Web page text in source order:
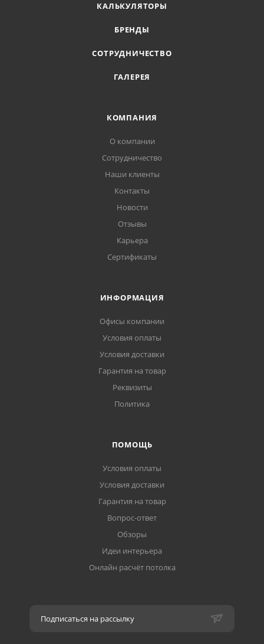
КАЛЬКУЛЯТОРЫ
БРЕНДЫ
СОТРУДНИЧЕСТВО
ГАЛЕРЕЯ
КОМПАНИЯ
О компании
Сотрудничество
Наши клиенты
Контакты
Новости
Отзывы
Карьера
Сертификаты
ИНФОРМАЦИЯ
Офисы компании
Условия оплаты
Условия доставки
Гарантия на товар
Реквизиты
Политика
ПОМОЩЬ
Условия оплаты
Условия доставки
Гарантия на товар
Вопрос-ответ
Обзоры
Идеи интерьера
Онлайн расчёт потолка
Подписаться на рассылку